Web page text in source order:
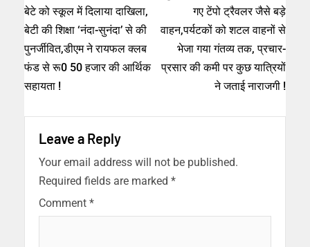
बेटे को स्कूल में दिलाया दाखिला,
बेटी की शिक्षा ‘नंदा-सुनंदा’ से की
पुनर्जीवित,डीएम ने रायफल क्लब
फंड से रू0 50 हजार की आर्थिक
सहायता !
गए टेंपो ट्रैवलर जैसे बड़े
वाहन,पर्यटकों को शटल वाहनों से
भेजा गया गंतव्य तक, प्रचार-
प्रसार की कमी पर कुछ यात्रियों
ने जताई नाराजगी !
Leave a Reply
Your email address will not be published.
Required fields are marked *
Comment *